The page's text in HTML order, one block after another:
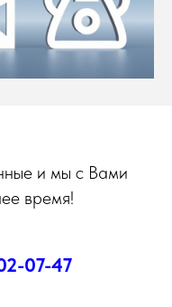
и мы с Вами
время!
07-47